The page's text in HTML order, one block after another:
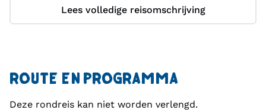
Engelssprekende gids) en reist in een comfortabele
Lees volledige reisomschrijving
ROUTE EN PROGRAMMA
Deze rondreis kan niet worden verlengd.